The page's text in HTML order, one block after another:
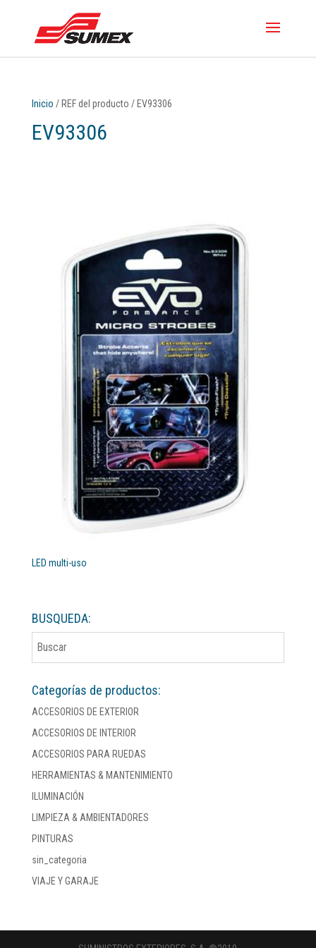
Inicio / REF del producto / EV93306
EV93306
LED multi-uso
BUSQUEDA:
Categorías de productos:
ACCESORIOS DE EXTERIOR
ACCESORIOS DE INTERIOR
ACCESORIOS PARA RUEDAS
HERRAMIENTAS & MANTENIMIENTO
ILUMINACIÓN
LIMPIEZA & AMBIENTADORES
PINTURAS
sin_categoria
VIAJE Y GARAJE